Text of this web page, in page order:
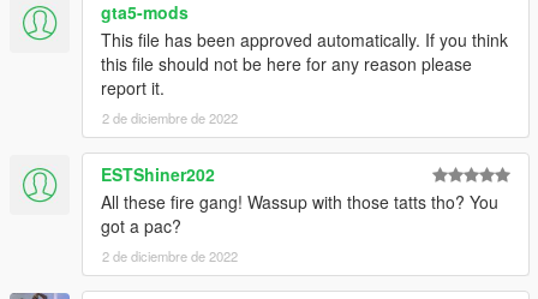
gta5-mods
This file has been approved automatically. If you think
this file should not be here for any reason please
report it.
2 de diciembre de 2022
ESTShiner202
All these fire gang! Wassup with those tatts tho? You
got a pac?
2 de diciembre de 2022